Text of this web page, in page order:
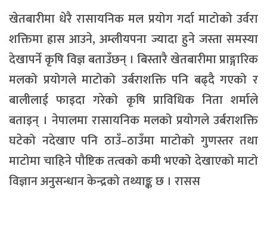
खेतबारीमा धेरै रासायनिक मल प्रयोग गर्दा माटोको उर्वरा
शक्तिमा ह्रास आउने, अम्लीयपना ज्यादा हुने जस्ता समस्या
देखापर्ने कृषि विज्ञ बताउँछन् । बिस्तारै खेतबारीमा प्राङ्गारिक
मलको प्रयोगले माटोको उर्बराशक्ति पनि बढ्दै गएको र
बालीलाई फाइदा गरेको कृषि प्राविधिक निता शर्माले
बताइन् । नेपालमा रासायनिक मलको प्रयोगले उर्बराशक्ति
घटेको नदेखाए पनि ठाउँ–ठाउँमा माटोको गुणस्तर तथा
माटोमा चाहिने पौष्टिक तत्वको कमी भएको देखाएको माटो
विज्ञान अनुसन्धान केन्द्रको तथ्याङ्क छ । रासस